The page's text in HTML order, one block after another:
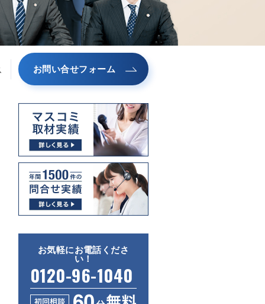
お問い合せフォーム
お気軽にお電話くださ
い！
0120-96-1040